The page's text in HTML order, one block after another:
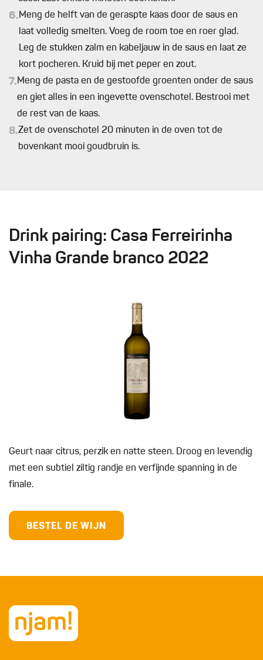
6.Meng de helft van de geraspte kaas door de saus en
laat volledig smelten. Voeg de room toe en roer glad.
Leg de stukken zalm en kabeljauw in de saus en laat ze
kort pocheren. Kruid bij met peper en zout.
7.Meng de pasta en de gestoofde groenten onder de saus
en giet alles in een ingevette ovenschotel. Bestrooi met
de rest van de kaas.
8.Zet de ovenschotel 20 minuten in de oven tot de
bovenkant mooi goudbruin is.
Drink pairing: Casa Ferreirinha
Vinha Grande branco 2022
Geurt naar citrus, perzik en natte steen. Droog en levendig
met een subtiel ziltig randje en verfijnde spanning in de
finale.
BESTEL DE WIJN